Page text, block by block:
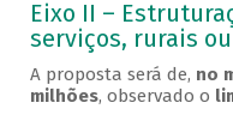
Eixo II –
serviços, rurais
A proposta será de, no
milhões, observado o